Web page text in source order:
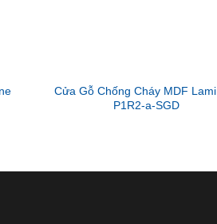
Cửa Gỗ Chống Cháy MDF
P1R2-a-SGD